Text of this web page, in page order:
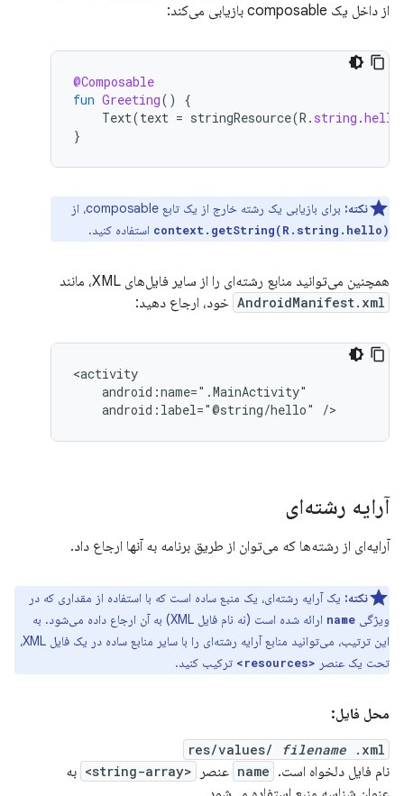
از داخل یک composable بازیابی می‌کند:
@Composable
fun Greeting()
{
Text(text = stringResource(R . string .hello
}
نکته: برای بازیابی یک رشته خارج از یک تابع composable، از
context.getString(R.string.hello) استفاده کنید.
همچنین می‌توانید منابع رشته‌ای را از سایر فایل‌های XML، مانند
AndroidManifest.xml خود، ارجاع دهید:
android:label="@string/hello"
/>
آرایه رشته‌ای
آرایه‌ای از رشته‌ها که می‌توان از طریق برنامه به آنها ارجاع داد.
نکته: یک آرایه رشته‌ای، یک منبع ساده است که با استفاده از مقداری که در
ویژگی name
ارائه شده است (نه نام فایل XML) به آن ارجاع داده می‌شود. به
این ترتیب، می‌توانید منابع آرایه رشته‌ای را با سایر منابع ساده در یک فایل XML،
تحت یک عنصر <resources> ترکیب کنید.
محل فایل:
res/values/ filename .xml
نام فایل دلخواه است. name عنصر <string-array>
به